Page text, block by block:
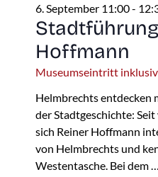
6. September 11:00-
Hoffmann
Museumseintritt
Helmbrechts entdecken
der Stadtgeschichte:
sich Reiner Hoffmann
von Helmbrechts und
Westentasche. Bei dem …